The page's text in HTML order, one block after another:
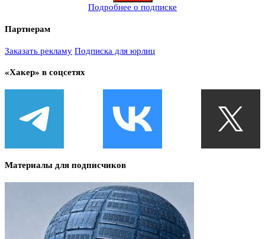
Подробнее о подписке
Партнерам
Заказать рекламу Подписка для юрлиц
«Хакер» в соцсетях
Материалы для подписчиков